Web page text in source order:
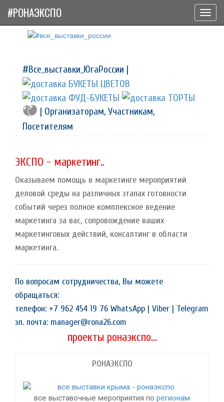
#Все_выставки_ЮгаРоссии |
| Организаторам, Участникам,
Посетителям
ЭКСПО - маркетинг..
Оказываем помощь в маркетинге мероприятий
деловой среды на различных этапах готовности
событий через полное комплексное ведение
маркетинга за вас, сопровождение ваших
маркетинговых действий, консалтинг в области
маркетинга.
По вопросам сотрудничества, Вы можете
обращаться:
телефон: +7 962 454 19 76 WhatsApp | Viber | Telegram
эл. почта: manager@rona26.com
проекты ронаэкспо...
РОНАЭКСПО
все выставочные мероприятия по регионам
#РОНАЭКСПО